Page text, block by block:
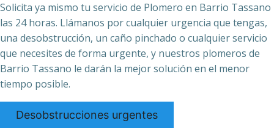
Solicita ya mismo tu servicio de Plomero en Barrio Tassano
las 24 horas. Llámanos por cualquier urgencia que tengas,
una desobstrucción, un caño pinchado o cualquier servicio
que necesites de forma urgente, y nuestros plomeros de
Barrio Tassano le darán la mejor solución en el menor
tiempo posible.
Desobstrucciones urgentes